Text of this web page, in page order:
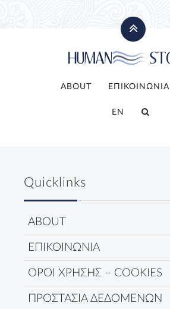
ABOUT ΕΠΙΚΟΙΝΩΝΙΑ
EN
Quicklinks
ABOUT
ΕΠΙΚΟΙΝΩΝΙΑ
ΟΡΟΙ ΧΡΗΣΗΣ – COOKIES
ΠΡΟΣΤΑΣΙΑ ΔΕΔΟΜΕΝΩΝ